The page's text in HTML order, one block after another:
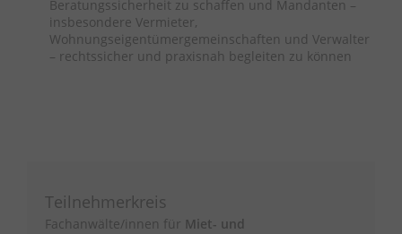
Beratungssicherheit zu schaffen und Mandanten –
insbesondere Vermieter,
Wohnungseigentümergemeinschaften und Verwalter
– rechtssicher und praxisnah begleiten zu können
Teilnehmerkreis
Fachanwälte/innen für Miet- und